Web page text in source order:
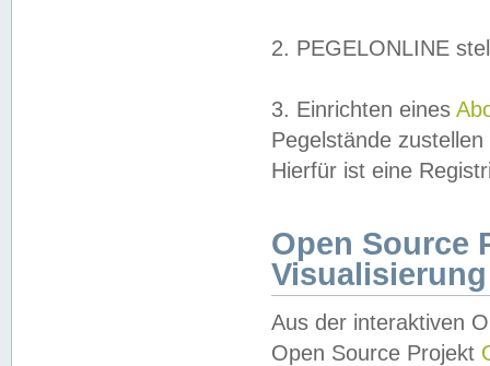
2. PEGELONLINE
3. Einrichten eines
Pegelstände
Hierfür ist eine
Open Source
Visualisierung
Aus der interaktiven
Open Source Projekt